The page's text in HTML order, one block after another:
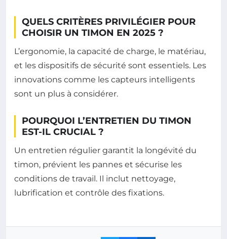
QUELS CRITÈRES PRIVILÉGIER POUR
CHOISIR UN TIMON EN 2025 ?
L’ergonomie, la capacité de charge, le matériau,
et les dispositifs de sécurité sont essentiels. Les
innovations comme les capteurs intelligents
sont un plus à considérer.
POURQUOI L’ENTRETIEN DU TIMON
EST-IL CRUCIAL ?
Un entretien régulier garantit la longévité du
timon, prévient les pannes et sécurise les
conditions de travail. Il inclut nettoyage,
lubrification et contrôle des fixations.